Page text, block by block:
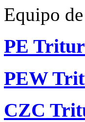
Equipo
PE
PEW
CZC